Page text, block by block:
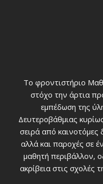
Το φροντιστήριο
στόχο την άρτια
εμπέδωση της
Δευτεροβάθμιας
σειρά από καινοτόμες
αλλά και παροχές σε
μαθητή περιβάλλον,
ακρίβεια στις σχολές